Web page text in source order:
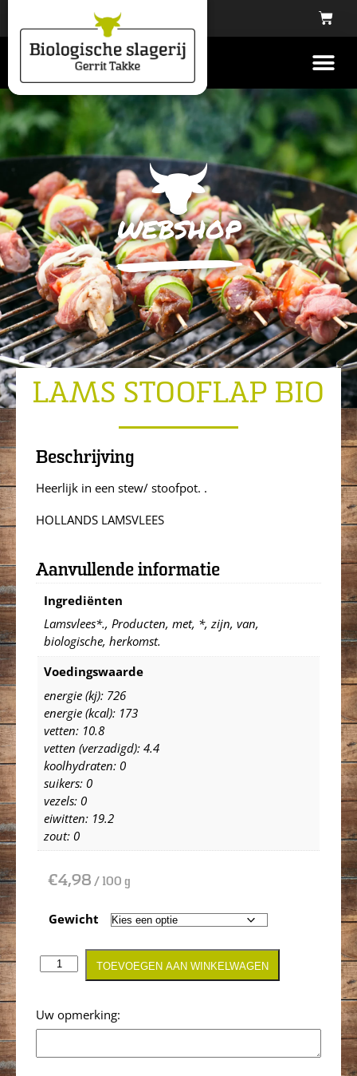
webshop
LAMS STOOFLAP BIO
Beschrijving
Heerlijk in een stew/ stoofpot. .
HOLLANDS LAMSVLEES
Aanvullende informatie
Ingrediënten
Lamsvlees*., Producten, met, *, zijn, van,
biologische, herkomst.
Voedingswaarde
energie (kj): 726
energie (kcal): 173
vetten: 10.8
vetten (verzadigd): 4.4
koolhydraten: 0
suikers: 0
vezels: 0
eiwitten: 19.2
zout: 0
€4,98 / 100 g
Gewicht
Opmerking
TOEVOEGEN AAN WINKELWAGEN